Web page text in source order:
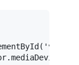
( 'video'
mediaDevices